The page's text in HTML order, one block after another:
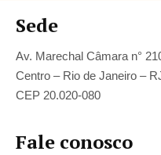
Sede
Av. Marechal Câmara n°
Centro – Rio de Janeiro –
CEP 20.020-080
Fale conosco